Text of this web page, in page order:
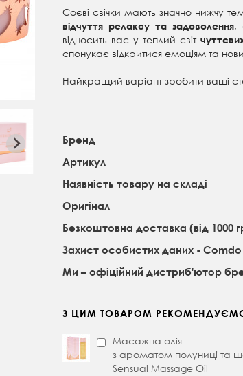
Соєві свічки мають значно нижчу
відчуття релаксу та задоволення,
відносить вас у теплий світ
спонукає відкритися емоціям та
Найкращий варіант зробити ваші
Бренд
Артикул
Наявність товару на складі
Оригінал
Безкоштовна доставка (від 1000
Захист особистих даних - Comdo
Ми – офіційний дистриб'ютор
З ЦИМ ТОВАРОМ
Масажна олія
з ароматом полуниці та
Sensual Massage Oil